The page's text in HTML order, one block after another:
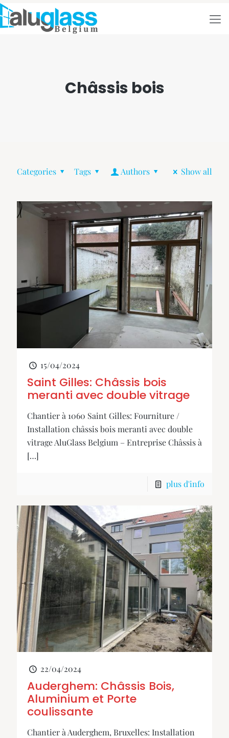
Châssis bois
Categories Tags Authors Show all
15/04/2024
Saint Gilles: Châssis bois
meranti avec double vitrage
Chantier à 1060 Saint Gilles: Fourniture /
Installation châssis bois meranti avec double
vitrage AluGlass Belgium – Entreprise Châssis à
[…]
plus d'info
22/04/2024
Auderghem: Châssis Bois,
Aluminium et Porte
coulissante
Chantier à Auderghem, Bruxelles: Installation